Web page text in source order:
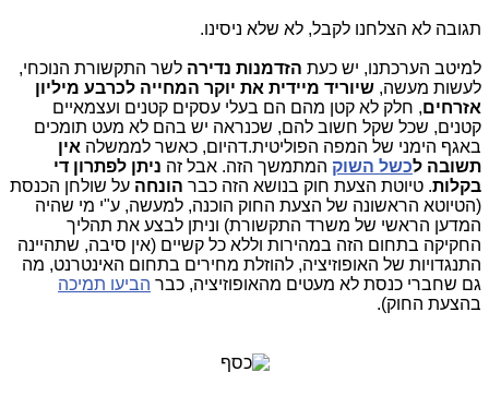
תגובה לא הצלחנו לקבל, לא שלא ניסינו.
למיטב הערכתנו, יש כעת הזדמנות נדירה לשר התקשורת הנוכחי,
לעשות מעשה, שיוריד מיידית את יוקר המחייה לכרבע מיליון
אזרחים, חלק לא קטן מהם הם בעלי עסקים קטנים ועצמאיים
קטנים, שכל שקל חשוב להם, שכנראה יש בהם לא מעט תומכים
באגף הימני של המפה הפוליטית.דהיום, כאשר לממשלה אין
תשובה לכשל השוק המתמשך הזה. אבל זה ניתן לפתרון די
בקלות. טיוטת הצעת חוק בנושא הזה כבר הונחה על שולחן הכנסת
(הטיוטא הראשונה של הצעת החוק הוכנה, למעשה, ע"י מי שהיה
המדען הראשי של משרד התקשורת) וניתן לבצע את תהליך
החקיקה בתחום הזה במהירות וללא כל קשיים (אין סיבה, שתהיינה
התנגדויות של האופוזיציה, להוזלת מחירים בתחום האינטרנט, מה
גם שחברי כנסת לא מעטים מהאופוזיציה, כבר הביעו תמיכה
בהצעת החוק).